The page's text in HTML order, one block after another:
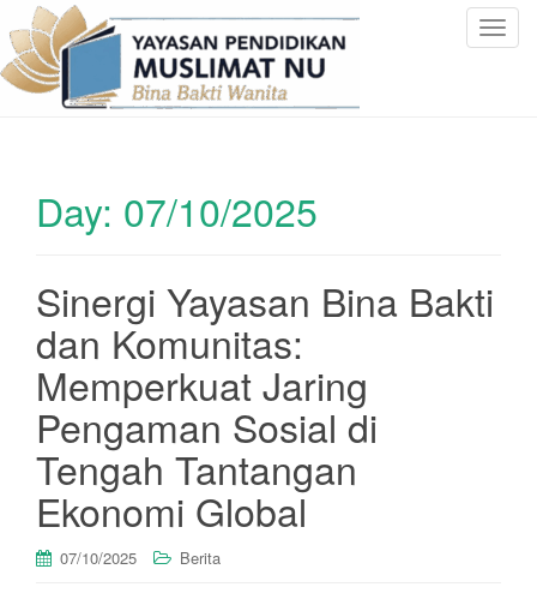
T
Day: 07/10/2025
Sinergi Yayasan Bina Bakti
dan Komunitas:
Memperkuat Jaring
Pengaman Sosial di
Tengah Tantangan
Ekonomi Global
07/10/2025 Berita